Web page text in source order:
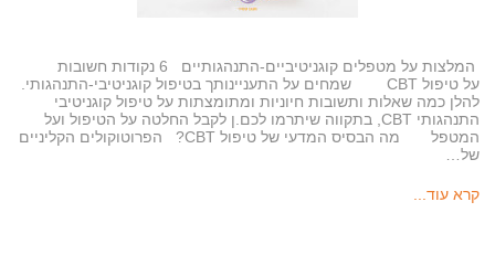
המלצות על מטפלים קוגניטיביים-התנהגותיים 6 נקודות חשובות
על טיפול CBT שמחים על התעניינותך בטיפול קוגניטיבי-התנהגותי.
להלן כמה שאלות ותשובות חיוניות ומתומצתות על טיפול קוגניטיבי
התנהגותי CBT, בתקווה שיתרמו לכם.ן לקבל החלטה על הטיפול ועל
המטפל מה הבסיס המדעי של טיפול CBT? הפרוטוקולים הקליניים
של…
קרא עוד...